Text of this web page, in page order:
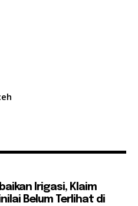
Irigasi, Klaim
Belum Terlihat di